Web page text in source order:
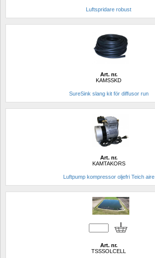
Luftspridare robust
Art. nr.
KAMSSKD
SureSink slang kit för diffusor run
Art. nr.
KAMTAKORS
Luftpump kompressor oljefri Teich aire
Art. nr.
TSSSOLCELL